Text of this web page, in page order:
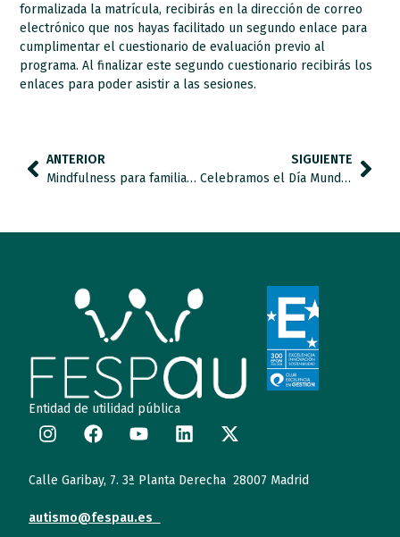
formalizada la matrícula, recibirás en la dirección de correo
electrónico que nos hayas facilitado un segundo enlace para
cumplimentar el cuestionario de evaluación previo al
programa. Al finalizar este segundo cuestionario recibirás los
enlaces para poder asistir a las sesiones.
ANTERIOR
Mindfulness para familias de personas con autismo: apoyando a los apoyos
SIGUIENTE
Celebramos el Día Mundial del Trabajo Social entrevistando a Rosa Mª García Jiménez, de Autrade.
Entidad de utilidad pública
Calle Garibay, 7. 3ª Planta Derecha 28007 Madrid
autismo@fespau.es